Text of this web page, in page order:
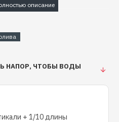
НАПОР, ЧТОБЫ ВОДЫ
+ 1/10 длины